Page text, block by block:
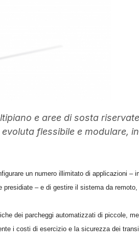
e aree di sosta
flessibile e modulare,
un numero illimitato di applicazioni –
– e di gestire il sistema da remoto,
dei parcheggi automatizzati di piccole,
i costi di esercizio e la sicurezza dei